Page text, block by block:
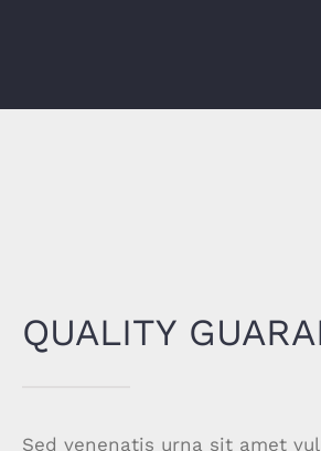
QUALITY
Sed venenatis urna sit amet